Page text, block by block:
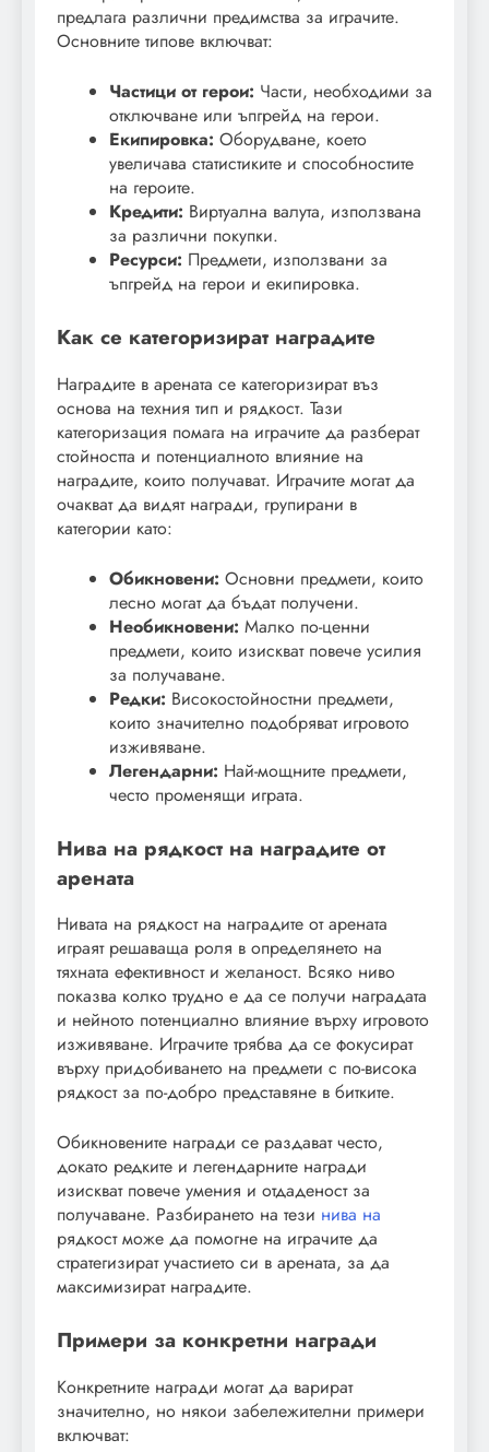
предлага различни предимства за играчите.
Основните типове включват:
Частици от герои: Части, необходими за
отключване или ъпгрейд на герои.
Екипировка: Оборудване, което
увеличава статистиките и способностите
на героите.
Кредити: Виртуална валута, използвана
за различни покупки.
Ресурси: Предмети, използвани за
ъпгрейд на герои и екипировка.
Как се категоризират наградите
Наградите в арената се категоризират въз
основа на техния тип и рядкост. Тази
категоризация помага на играчите да разберат
стойността и потенциалното влияние на
наградите, които получават. Играчите могат да
очакват да видят награди, групирани в
категории като:
Обикновени: Основни предмети, които
лесно могат да бъдат получени.
Необикновени: Малко по-ценни
предмети, които изискват повече усилия
за получаване.
Редки: Високостойностни предмети,
които значително подобряват игровото
изживяване.
Легендарни: Най-мощните предмети,
често променящи играта.
Нива на рядкост на наградите от
арената
Нивата на рядкост на наградите от арената
играят решаваща роля в определянето на
тяхната ефективност и желаност. Всяко ниво
показва колко трудно е да се получи наградата
и нейното потенциално влияние върху игровото
изживяване. Играчите трябва да се фокусират
върху придобиването на предмети с по-висока
рядкост за по-добро представяне в битките.
Обикновените награди се раздават често,
докато редките и легендарните награди
изискват повече умения и отдаденост за
получаване. Разбирането на тези нива на
рядкост може да помогне на играчите да
стратегизират участието си в арената, за да
максимизират наградите.
Примери за конкретни награди
Конкретните награди могат да варират
значително, но някои забележителни примери
включват: